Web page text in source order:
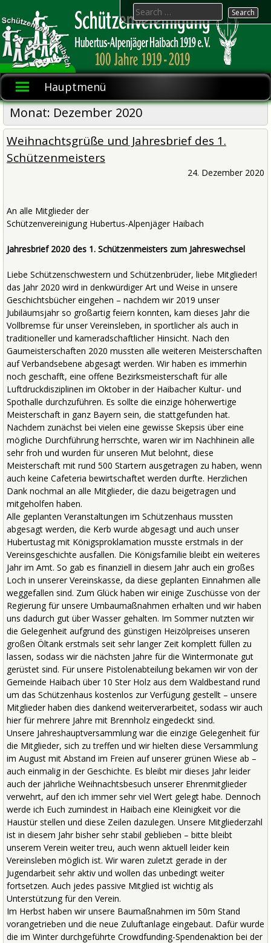
to
content
Hubertus-
Alpenjäger
Haibach
Schützenvereinigung
1919 e.V.
Hauptmenü
Search
for:
Monat: Dezember 2020
Weihnachtsgrüße und Jahresbrief des 1.
Schützenmeisters
24. Dezember 2020
An alle Mitglieder der
Schützenvereinigung Hubertus-Alpenjäger Haibach
Jahresbrief 2020 des 1. Schützenmeisters zum Jahreswechsel
Liebe Schützenschwestern und Schützenbrüder, liebe Mitglieder!
das Jahr 2020 wird in denkwürdiger Art und Weise in unsere
Geschichtsbücher eingehen – nachdem wir 2019 unser
Jubiläumsjahr so großartig feiern konnten, kam dieses Jahr die
Vollbremse für unser Vereinsleben, in sportlicher als auch in
traditioneller und kameradschaftlicher Hinsicht. Nach den
Gaumeisterschaften 2020 mussten alle weiteren Meisterschaften
auf Verbandsebene abgesagt werden. Wir haben es immerhin
noch geschafft, eine offene Bezirksmeisterschaft für alle
Luftdruckdisziplinen im Oktober in der Haibacher Kultur- und
Spothalle durchzuführen. Es sollte die einzige höherwertige
Meisterschaft in ganz Bayern sein, die stattgefunden hat.
Nachdem zunächst bei vielen eine gewisse Skepsis über eine
mögliche Durchführung herrschte, waren wir im Nachhinein alle
sehr froh und wurden für unseren Mut belohnt, diese
Meisterschaft mit rund 500 Startern ausgetragen zu haben, wenn
auch keine Cafeteria bewirtschaftet werden durfte. Herzlichen
Dank nochmal an alle Mitglieder, die dazu beigetragen und
mitgeholfen haben.
Alle geplanten Veranstaltungen im Schützenhaus mussten
abgesagt werden, die Kerb wurde abgesagt und auch unser
Hubertustag mit Königsproklamation musste erstmals in der
Vereinsgeschichte ausfallen. Die Königsfamilie bleibt ein weiteres
Jahr im Amt. So gab es finanziell in diesem Jahr auch ein großes
Loch in unserer Vereinskasse, da diese geplanten Einnahmen alle
weggefallen sind. Zum Glück haben wir einige Zuschüsse von der
Regierung für unsere Umbaumaßnahmen erhalten und wir haben
uns dadurch gut über Wasser gehalten. Im Sommer nutzten wir
die Gelegenheit aufgrund des günstigen Heizölpreises unseren
großen Öltank erstmals seit sehr langer Zeit komplett füllen zu
lassen, sodass wir die nächsten Jahre für die Wintermonate gut
gerüstet sind. Für unsere Pistolenabteilung bekamen wir von der
Gemeinde Haibach über 10 Ster Holz aus dem Waldbestand rund
um das Schützenhaus kostenlos zur Verfügung gestellt – unsere
Mitglieder haben dies dankend weiterverarbeitet, sodass wir auch
hier für mehrere Jahre mit Brennholz eingedeckt sind.
Unsere Jahreshauptversammlung war die einzige Gelegenheit für
die Mitglieder, sich zu treffen und wir hielten diese Versammlung
im August mit Abstand im Freien auf unserer grünen Wiese ab –
auch einmalig in der Geschichte. Es bleibt mir dieses Jahr leider
auch der jährliche Weihnachtsbesuch unserer Ehrenmitglieder
verwehrt, auf den ich immer sehr viel Wert gelegt habe. Dennoch
werde ich Euch zumindest in Haibach eine Kleinigkeit vor die
Haustür stellen und diese Zeilen dazulegen. Unsere Mitgliederzahl
ist in diesem Jahr bisher sehr stabil geblieben – bitte bleibt
unserem Verein weiter treu, auch wenn aktuell leider kein
Vereinsleben möglich ist. Wir waren zuletzt gerade in der
Jugendarbeit sehr aktiv und wollen das unbedingt weiter
fortsetzen. Auch jedes passive Mitglied ist wichtig als
Unterstützung für den Verein.
Im Herbst haben wir unsere Baumaßnahmen im 50m Stand
vorangetrieben und die neue Zuluftanlage eingebaut. Dafür wurde
die im Winter durchgeführte Crowdfunding-Spendenaktion bei der